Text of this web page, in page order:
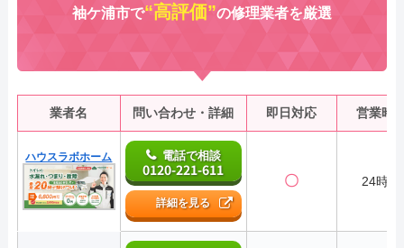
袖ケ浦市で“高評価”の修理業者を厳選
業者名 問い合わせ・詳細 即日対応 営業時
ハウスラボホーム 電話で相談
0120-221-611
詳細を見る
〇 24時間